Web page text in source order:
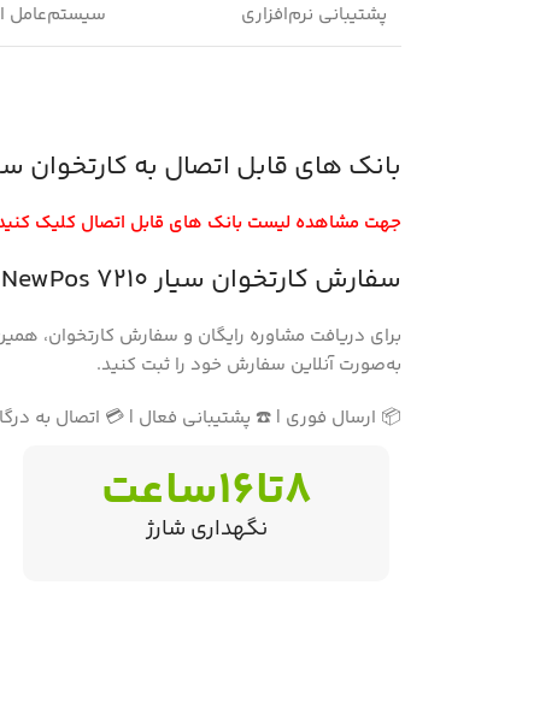
پشتیبانی نرم‌افزاری سیستم‌عامل
بانک های قابل اتصال به کارتخوان سیار
جهت مشاهده لیست بانک های قابل اتصال کلیک
سفارش کارتخوان سیار NewPos 7210
برای دریافت مشاوره رایگان و سفارش کارتخوان،
به‌صورت آنلاین سفارش خود را ثبت کنید.
📦 ارسال فوری | ☎️ پشتیبانی فعال | 💳 اتصال به
8تا16ساعت
نگهداری شارژ